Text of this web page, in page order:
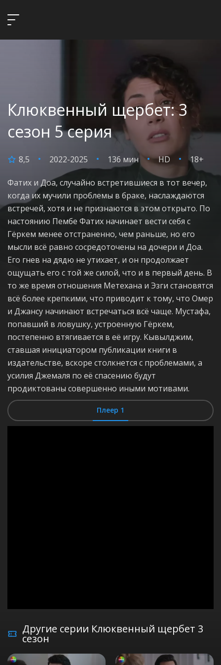
Клюквенный щербет: 3
сезон 5 серия
8,5 2022-2025 136 мин HD 18+
Фатих и Доа, случайно встретившиеся в тот вечер,
когда их мучили проблемы в браке, наслаждаются
встречей, хотя и не признаются в этом открыто. По
настоянию Пембе Фатих начинает вести себя с
Гёркем менее отстраненно, чем раньше, но его
мысли всё равно сосредоточены на дочери и Доа.
Его гнев на дядю не утихает, и он продолжает
ощущать его с той же силой, что и в первый день. В
то же время отношения Метехана и Эзги становятся
всё более крепкими, что приводит к тому, что Омер
и Джансу начинают встречаться всё чаще. Мустафа,
попавший в ловушку, устроенную Гёркем,
постепенно втягивается в её игру. Кывылджим,
ставшая инициатором публикации книги в
издательстве, вскоре столкнется с проблемами, а
усилия Джемаля по её спасению будут
продиктованы совершенно иными мотивами.
Плеер 1
Другие серии Клюквенный щербет 3
сезон